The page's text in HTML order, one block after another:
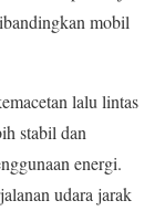
mobil
lalu lintas
stabil dan
energi.
udara jarak